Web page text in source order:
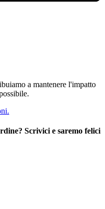
a mantenere l'impatto
Scrivici e saremo felici